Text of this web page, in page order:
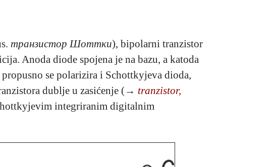
транзистор Шоттки), bipolarni tranzistor
Anoda diode spojena je na bazu, a katoda
se polarizira i Schottkyjeva dioda,
dublje u zasićenje (→ tranzistor,
integriranim digitalnim